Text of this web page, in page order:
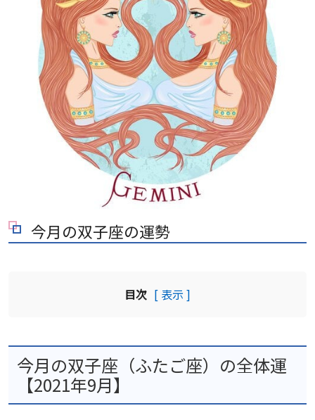
今月の双子座の運勢
目次 [ 表示 ]
今月の双子座（ふたご座）の全体運
【2021年9月】